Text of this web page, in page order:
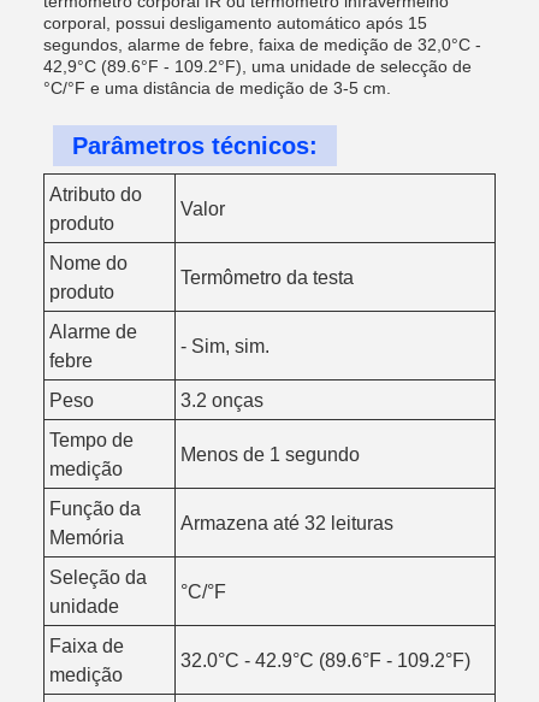
corporal, possui desligamento automático após 15
segundos, alarme de febre, faixa de medição de 32,0°C -
42,9°C (89.6°F - 109.2°F), uma unidade de selecção de
°C/°F e uma distância de medição de 3-5 cm.
Parâmetros técnicos:
Atributo do
produto
Valor
Nome do
produto
Termômetro da testa
Alarme de
febre
- Sim, sim.
Peso
3.2 onças
Tempo de
medição
Menos de 1 segundo
Função da
Memória
Armazena até 32 leituras
Seleção da
unidade
°C/°F
Faixa de
medição
32.0°C - 42.9°C (89.6°F - 109.2°F)